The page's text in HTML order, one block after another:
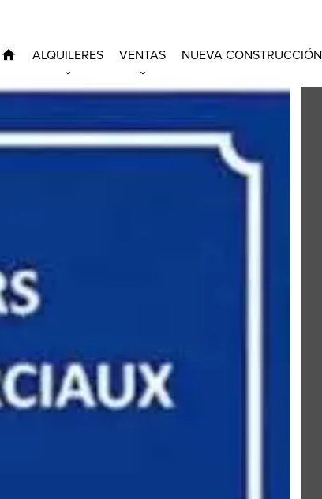
ALQUILERES VENTAS NUEVA CONSTRUCCIÓN